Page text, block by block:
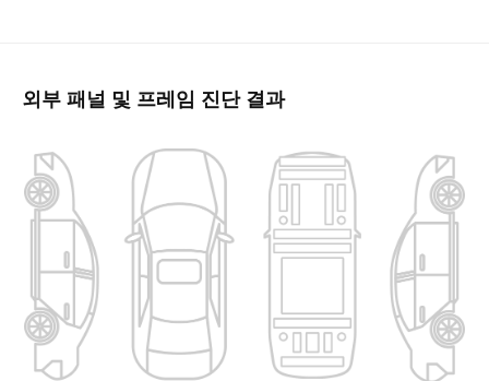
외부 패널 및 프레임 진단 결과